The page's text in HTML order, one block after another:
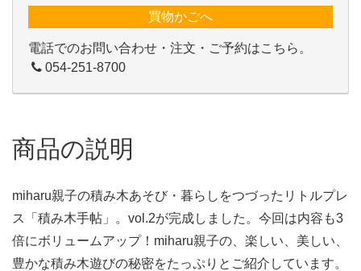
買物かごへ
電話でのお問い合わせ・注文・ご予約はこちら。
054-251-8700
商品の説明
miharu親子の積み木あそび・暮らしをつづったリトルプレ
ス「積み木手帖」。vol.2が完成しました。今回は内容も3
倍にボリュームアップ！miharu親子の、楽しい、美しい、
豊かな積み木遊びの秘密をたっぷりとご紹介しています。